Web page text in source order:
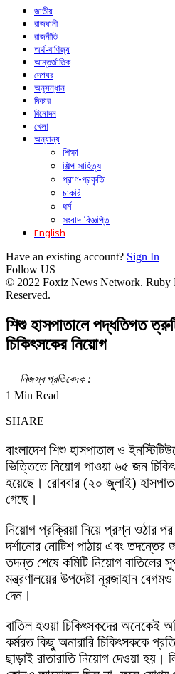
জাতীয়
রাজধানী
রাজনীতি
অর্থ-বাণিজ্য
আন্তর্জাতিক
দেশঘর
অনুসন্ধান
ফিচার
বিনোদন
খেলা
অন্যান্য
শিক্ষা
শিল্প সাহিত্য
প্রাণ-প্রকৃতি
চাকরি
ধর্ম
সংবাদ বিজ্ঞপ্তি
English
Have an existing account? Sign In
Follow US
© 2022 Foxiz News Network. Ruby
Reserved.
শিশু হাসপাতালে পদ্ধতিগত
চিকিৎসকের নিয়োগ
নিজস্ব প্রতিবেদক :
1 Min Read
SHARE
বাংলাদেশ শিশু হাসপাতাল ও
ভিত্তিতে নিয়োগ পাওয়া ৬৫ জন
হয়েছে। রোববার (২০ জুলাই)
গেছে।
নিয়োগ প্রক্রিয়া নিয়ে প্রশ্ন ওঠার পর
দর্শানোর নোটিশ পাঠায় এবং
তদন্ত শেষে কমিটি নিয়োগ বাতিলের
মন্ত্রণালয়ের উপদেষ্টা নূরজাহান
দেন।
বাতিল হওয়া চিকিৎসকদের অনেকেই
কর্মরত কিছু অনারারি চিকিৎসককে
ছাড়াই রাতারাতি নিয়োগ দেওয়া হয়।